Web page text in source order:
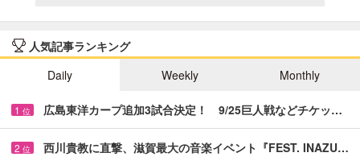
人気記事ランキング
Daily
Weekly Monthly
1 位 広島東洋カープ追加3試合決定！ 9/25巨人戦などチケッ…
2 位 西川貴教に直撃、滋賀最大の音楽イベント『FEST. INAZU…